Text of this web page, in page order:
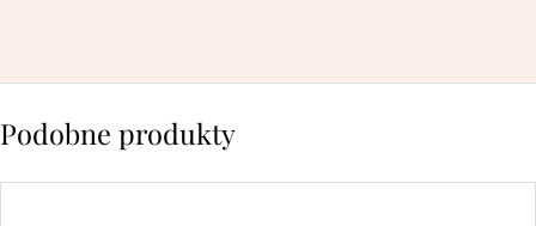
Podobne produkty